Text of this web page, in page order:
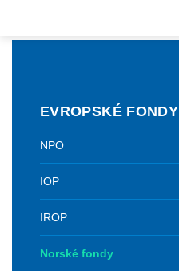
EVROPSKÉ FONDY
NPO
IOP
IROP
Norské fondy